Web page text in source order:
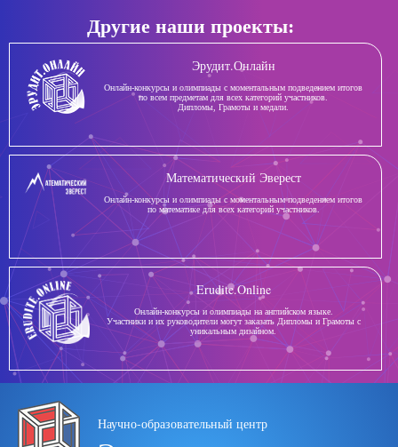
Другие наши проекты:
Эрудит.Онлайн
Онлайн-конкурсы и олимпиады с моментальным подведением итогов
по всем предметам для всех категорий участников.
Дипломы, Грамоты и медали.
Математический Эверест
Онлайн-конкурсы и олимпиады с моментальным подведением итогов
по математике для всех категорий участников.
Erudite.Online
Онлайн-конкурсы и олимпиады на английском языке.
Участники и их руководители могут заказать Дипломы и Грамоты с
уникальным дизайном.
Научно-образовательный центр